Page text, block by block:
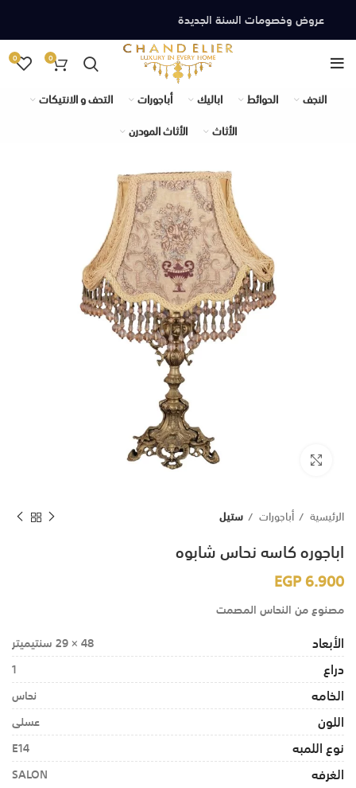
0
0
النجف الحوائط اباليك أباجورات
التحف و الانتيكات
الأثاث
الأثاث المودرن
الرئيسية أباجورات ستيل
اباجوره كاسه نحاس شابوه
EGP6.900
مصنوع من النحاس المصمت
الأبعاد 48 × 29 سنتيميتر
دراع 1
الخامه نحاس
اللون عسلى
نوع اللمبه E14
الغرفه SALON
عروض وخصومات السنة الجديدة